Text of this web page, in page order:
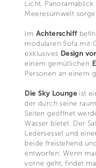
Licht,
Meeresumwelt
Im Achterschiff
modularen Sofa mit
exklusives Design
einem gemütlichen
Personen an einem
Die Sky Lounge ist
der durch seine
Seiten geöffnet
Wasser bietet. Der
Ledersessel und
beide freistehend
entworfen. Wenn
vorne geht, findet